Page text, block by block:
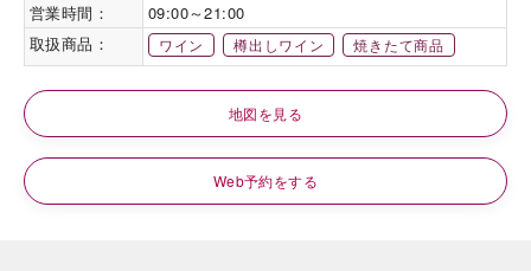
営業時間：
09:00～21:00
取扱商品：
ワイン 樽出しワイン 焼きたて商品
地図を見る
Web予約をする